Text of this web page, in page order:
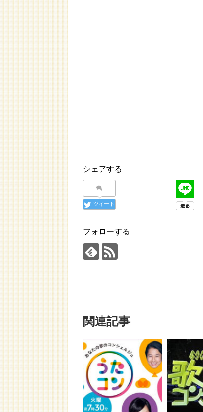
シェアする
ツイート
フォローする
関連記事